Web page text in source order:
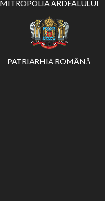
MITROPOLIA ARDEALULUI
PATRIARHIA ROMÂNĂ